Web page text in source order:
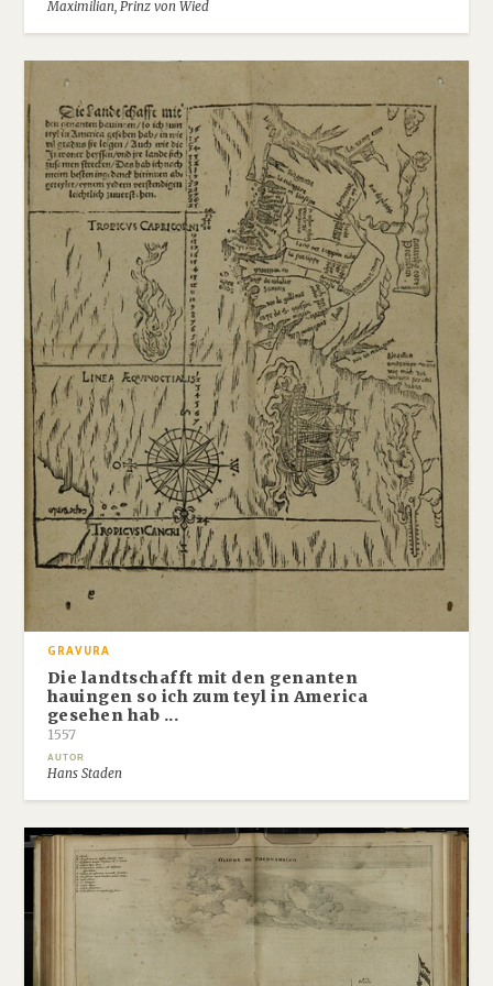
Maximilian, Prinz von Wied
GRAVURA
Die landtschafft mit den genanten
hauingen so ich zum teyl in America
gesehen hab ...
1557
AUTOR
Hans Staden